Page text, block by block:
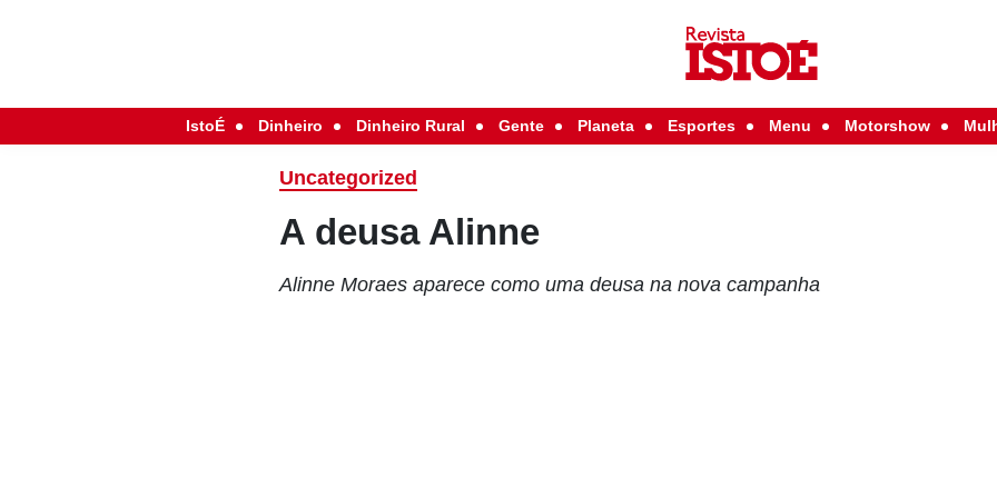
IstoÉ Dinheiro Dinheiro Rural Gente Planeta Esportes Menu Motorshow
Uncategorized
A deusa Alinne
Alinne Moraes aparece como uma deusa na nova campanha